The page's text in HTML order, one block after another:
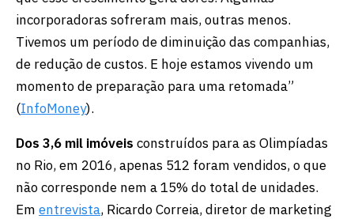
incorporadoras sofreram mais, outras menos.
Tivemos um período de diminuição das companhias,
de redução de custos. E hoje estamos vivendo um
momento de preparação para uma retomada”
(InfoMoney).
Dos 3,6 mil imóveis construídos para as Olimpíadas
no Rio, em 2016, apenas 512 foram vendidos, o que
não corresponde nem a 15% do total de unidades.
Em entrevista, Ricardo Correia, diretor de marketing